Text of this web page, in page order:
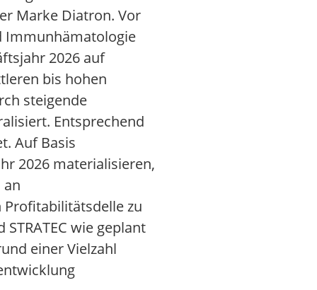
Marke Diatron. Vor
Immunhämatologie
2026 auf
bis hohen
steigende
Entsprechend
Auf Basis
2026 materialisieren,
zu
wie geplant
einer Vielzahl